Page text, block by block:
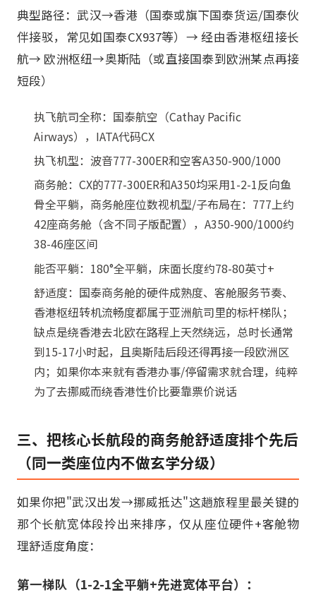
典型路径：武汉→香港（国泰或旗下国泰货运/国泰伙
伴接驳，常见如国泰CX937等）→ 经由香港枢纽接长
航→ 欧洲枢纽→奥斯陆（或直接国泰到欧洲某点再接
短段）
执飞航司全称：国泰航空（Cathay Pacific
Airways），IATA代码CX
执飞机型：波音777-300ER和空客A350-900/1000
商务舱：CX的777-300ER和A350均采用1-2-1反向鱼
骨全平躺，商务舱座位数视机型/子布局在：777上约
42座商务舱（含不同子版配置），A350-900/1000约
38-46座区间
能否平躺：180°全平躺，床面长度约78-80英寸+
舒适度：国泰商务舱的硬件成熟度、客舱服务节奏、
香港枢纽转机流畅度都属于亚洲航司里的标杆梯队；
缺点是绕香港去北欧在路程上天然绕远，总时长通常
到15-17小时起，且奥斯陆后段还得再接一段欧洲区
内；如果你本来就有香港办事/停留需求就合理，纯粹
为了去挪威而绕香港性价比要靠票价说话
三、把核心长航段的商务舱舒适度排个先后
（同一类座位内不做玄学分级）
如果你把"武汉出发→挪威抵达"这趟旅程里最关键的
那个长航宽体段拎出来排序，仅从座位硬件+客舱物
理舒适度角度：
第一梯队（1-2-1全平躺+先进宽体平台）：